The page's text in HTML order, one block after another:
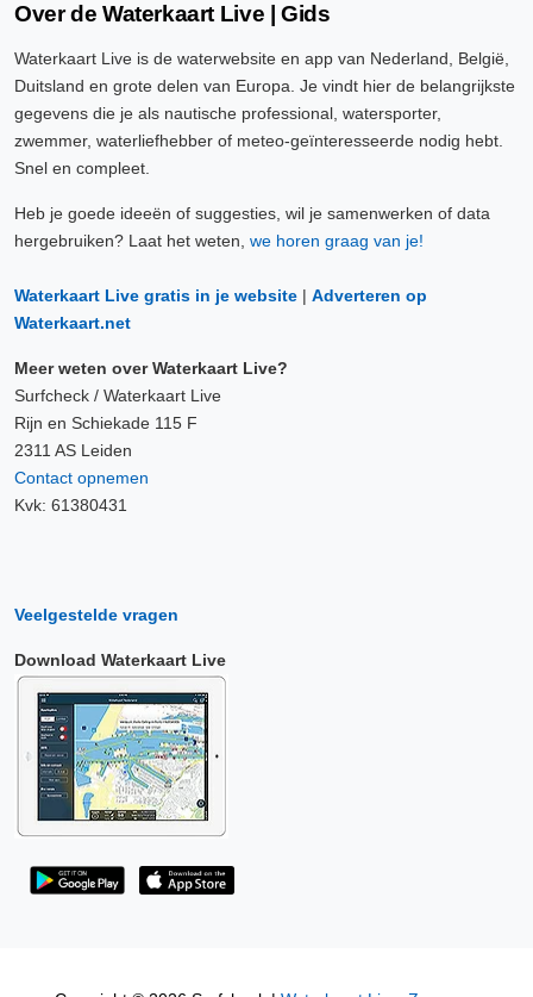
Over de Waterkaart Live | Gids
Waterkaart Live is de waterwebsite en app van Nederland, België,
Duitsland en grote delen van Europa. Je vindt hier de belangrijkste
gegevens die je als nautische professional, watersporter,
zwemmer, waterliefhebber of meteo-geïnteresseerde nodig hebt.
Snel en compleet.
Heb je goede ideeën of suggesties, wil je samenwerken of data
hergebruiken? Laat het weten, we horen graag van je!
Waterkaart Live gratis in je website | Adverteren op
Waterkaart.net
Meer weten over Waterkaart Live?
Surfcheck / Waterkaart Live
Rijn en Schiekade 115 F
2311 AS Leiden
Contact opnemen
Kvk: 61380431
Veelgestelde vragen
Download Waterkaart Live